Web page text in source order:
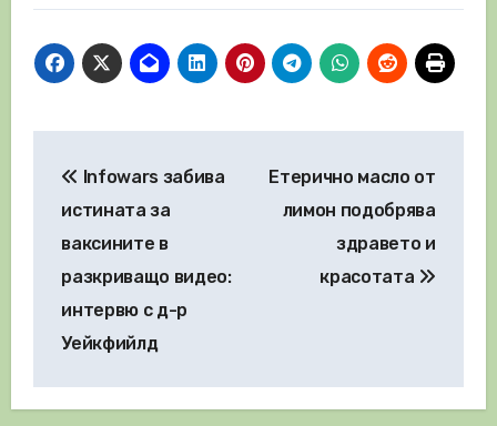
Infowars забива
истината за
ваксините в
разкриващо видео:
интервю с д-р
Уейкфийлд
Етерично масло от
лимон подобрява
здравето и
красотата